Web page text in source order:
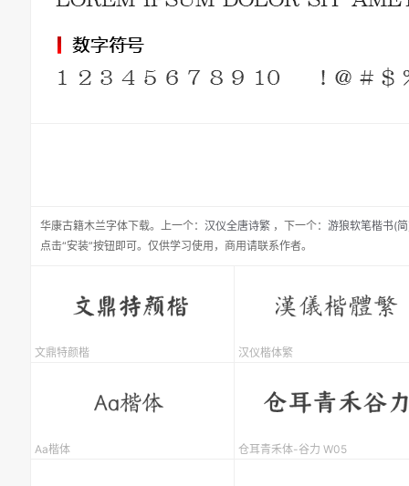
华康古籍木兰字体下载。 上一个： 汉仪全唐诗繁 ， 下一个： 游狼软笔楷书(
点击“安装”按钮即可。仅供学习使用，商用请联系作者。
文鼎特颜楷 汉仪楷体繁
Aa楷体 仓耳青禾体-谷力 W05